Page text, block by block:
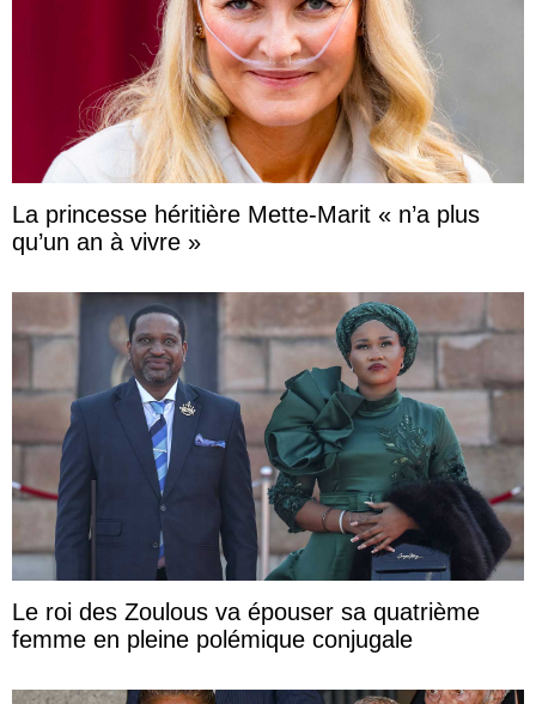
La princesse héritière Mette-Marit « n’a plus
qu’un an à vivre »
Le roi des Zoulous va épouser sa quatrième
femme en pleine polémique conjugale